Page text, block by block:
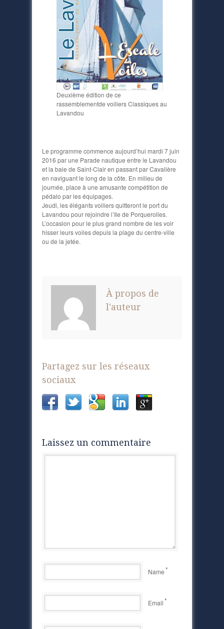
Deuxième édition de ce
rassemblementde voiliers Classiques au
Lavandou
Le programme commence aujourd’hui mardi 7 juin
2016 par une Parade nautique entre le Lavandou
et la baie de Saint-Clair en passant par Cavalière
en naviguant le long de la côte. En milieu de
journée, place à une amusante compétition de
pédalo par les équipages.
Jeudi, les élégants voiliers quitteront le port du
Lavandou pour rejoindre l’Ile de Porquerolles.
L’occasion pour le plus grand nombre de les voir
hisser leurs voiles depuis la plage du centre-ville
ou de la jetée.
À propos de
l'auteur
Partagez sur les réseaux
sociaux
Laissez un commentaire
Name*
Email*